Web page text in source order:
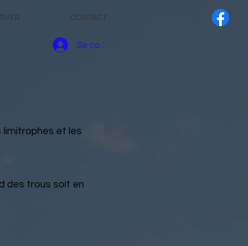
CONTACT
Se connecter
limitrophes et les
des trous soit en